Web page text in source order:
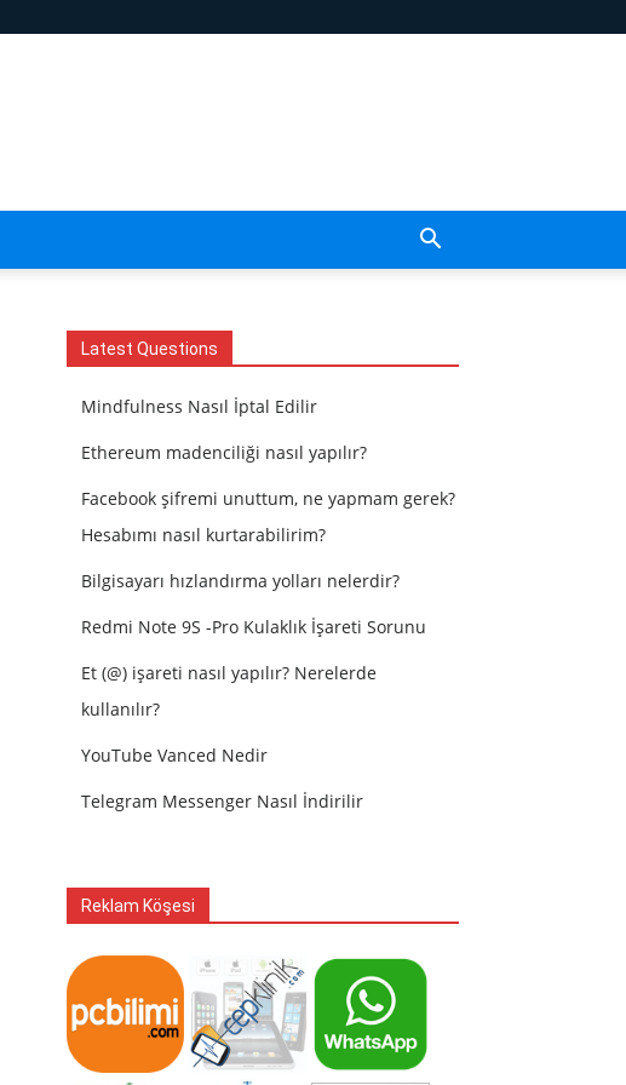
Latest Questions
Mindfulness Nasıl İptal Edilir
Ethereum madenciliği nasıl yapılır?
Facebook şifremi unuttum, ne yapmam gerek?
Hesabımı nasıl kurtarabilirim?
Bilgisayarı hızlandırma yolları nelerdir?
Redmi Note 9S -Pro Kulaklık İşareti Sorunu
Et (@) işareti nasıl yapılır? Nerelerde
kullanılır?
YouTube Vanced Nedir
Telegram Messenger Nasıl İndirilir
Reklam Köşesi